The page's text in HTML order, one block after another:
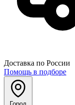
Доставка по России
Помощь в подборе